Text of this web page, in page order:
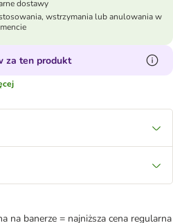
dostawy
wstrzymania lub anulowania w
za ten produkt
na banerze = najniższa cena regularna